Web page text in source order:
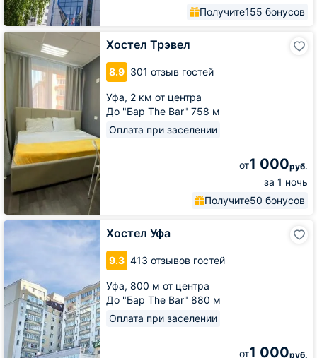
Получите155 бонусов
Хостел Трэвел
8.9 301 отзыв гостей
Уфа, 2 км от центра
До "Бар The Bar" 758 м
Оплата при заселении
от1 000руб.
за 1 ночь
Получите50 бонусов
Хостел
Трэвел
Хостел Уфа
9.3 413 отзывов гостей
Уфа, 800 м от центра
До "Бар The Bar" 880 м
Оплата при заселении
от1 000руб.
Хостел